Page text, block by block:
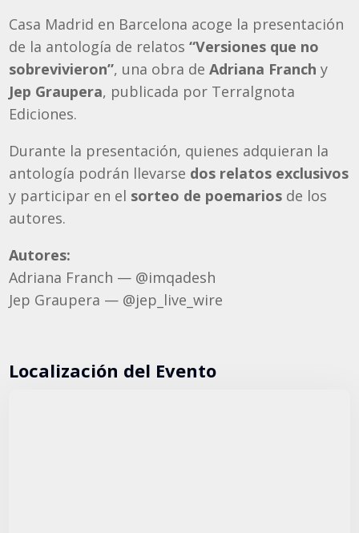
Casa Madrid en Barcelona acoge la presentación
de la antología de relatos“Versiones que no
sobrevivieron”, una obra deAdriana Franch y
Jep Graupera, publicada por Terralgnota
Ediciones.
Durante la presentación, quienes adquieran la
antología podrán llevarse dos relatos exclusivos
y participar en el sorteo de poemarios de los
autores.
Autores:
Adriana Franch — @imqadesh
Jep Graupera — @jep_live_wire
Localización del Evento